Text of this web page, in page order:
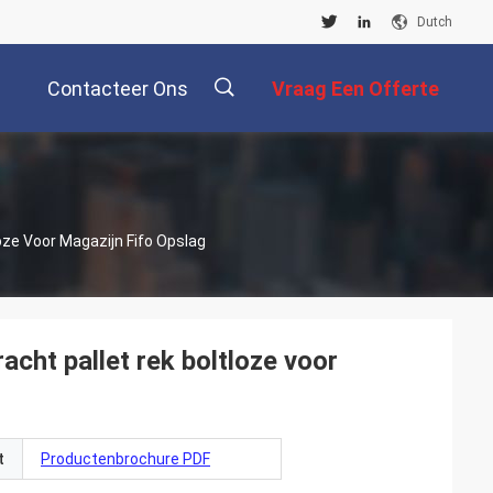
Dutch
Contacteer Ons Vraag Een Offerte
Voor Magazijn Fifo Opslag
pallet rek boltloze voor
Productenbrochure PDF